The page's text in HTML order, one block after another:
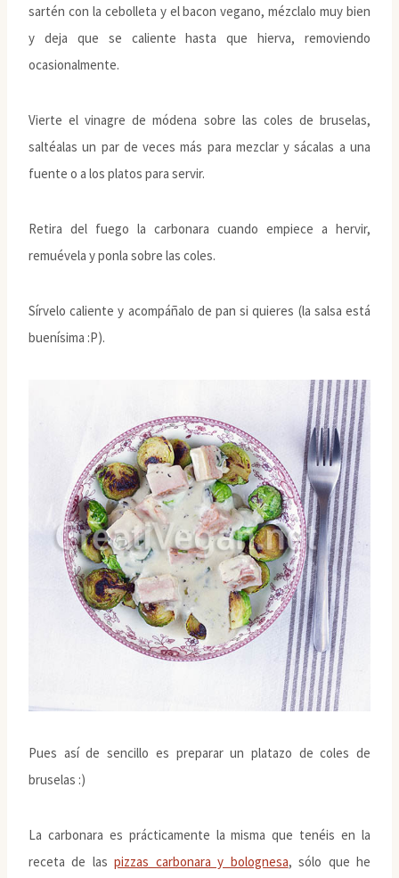
sartén con la cebolleta y el bacon vegano, mézclalo muy bien
y deja que se caliente hasta que hierva, removiendo
ocasionalmente.
Vierte el vinagre de módena sobre las coles de bruselas,
saltéalas un par de veces más para mezclar y sácalas a una
fuente o a los platos para servir.
Retira del fuego la carbonara cuando empiece a hervir,
remuévela y ponla sobre las coles.
Sírvelo caliente y acompáñalo de pan si quieres (la salsa está
buenísima :P).
Pues así de sencillo es preparar un platazo de coles de
bruselas :)
La carbonara es prácticamente la misma que tenéis en la
receta de laspizzas carbonara y bolognesa, sólo que he